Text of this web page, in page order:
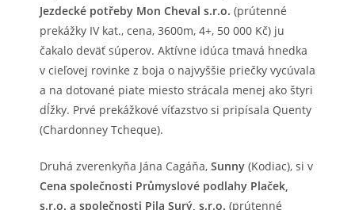
Jezdecké potřeby Mon Cheval s.r.o. (prútenné
prekážky IV kat., cena, 3600m, 4+, 50 000 Kč) ju
čakalo deväť súperov. Aktívne idúca tmavá hnedka
v cieľovej rovinke z boja o najvyššie priečky vycúvala
a na dotované piate miesto strácala menej ako štyri
dĺžky. Prvé prekážkové víťazstvo si pripísala Quenty
(Chardonney Tcheque).
Druhá zverenkyňa Jána Cagáňa, Sunny (Kodiac), si v
Cena společnosti Průmyslové podlahy Plaček,
s.r.o. a společnosti Pila Surý, s.r.o. (prútenné